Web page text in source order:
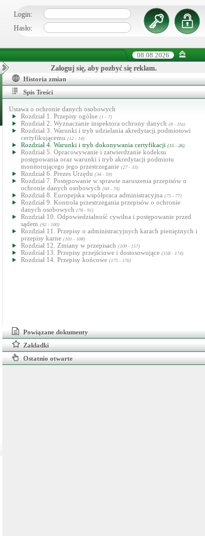
Login:
Hasło:
08.08.2026
Zaloguj się, aby pozbyć się reklam.
Historia zmian
Spis Treści
Ustawa o ochronie danych osobowych
Rozdział 1. Przepisy ogólne (1 - 7)
Rozdział 2. Wyznaczanie inspektora ochrony danych (8 - 11a)
Rozdział 3. Warunki i tryb udzielania akredytacji podmiotowi
certyfikującemu (12 - 14)
Rozdział 4. Warunki i tryb dokonywania certyfikacji (15 - 26)
Rozdział 5. Opracowywanie i zatwierdzanie kodeksu
postępowania oraz warunki i tryb akredytacji podmiotu
monitorującego jego przestrzeganie (27 - 33)
Rozdział 6. Prezes Urzędu (34 - 59)
Rozdział 7. Postępowanie w sprawie naruszenia przepisów o
ochronie danych osobowych (60 - 74)
Rozdział 8. Europejska współpraca administracyjna (75 - 77)
Rozdział 9. Kontrola przestrzegania przepisów o ochronie
danych osobowych (78 - 91)
Rozdział 10. Odpowiedzialność cywilna i postępowanie przed
sądem (92 - 100)
Rozdział 11. Przepisy o administracyjnych karach pieniężnych i
przepisy karne (101 - 108)
Rozdział 12. Zmiany w przepisach (109 - 157)
Rozdział 13. Przepisy przejściowe i dostosowujące (158 - 174)
Rozdział 14. Przepisy końcowe (175 - 176)
Powiązane dokumenty
Zakładki
Ostatnio otwarte